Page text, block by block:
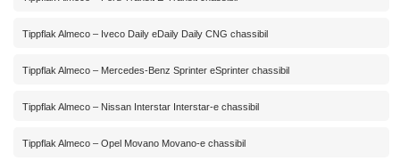
Tippflak Almeco – Iveco Daily eDaily Daily CNG chassibil
Tippflak Almeco – Mercedes-Benz Sprinter eSprinter chassibil
Tippflak Almeco – Nissan Interstar Interstar-e chassibil
Tippflak Almeco – Opel Movano Movano-e chassibil